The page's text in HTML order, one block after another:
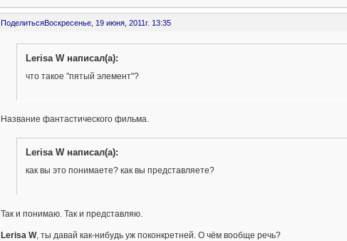
ПоделитьсяВоскресенье, 19 июня, 2011г. 13:35
Lerisa W написал(а):
что такое "пятый элемент"?
Название фантастического фильма.
Lerisa W написал(а):
как вы это понимаете? как вы представляете?
Так и понимаю. Так и представляю.
Lerisa W, ты давай как-нибудь уж поконкретней. О чём вообще речь?